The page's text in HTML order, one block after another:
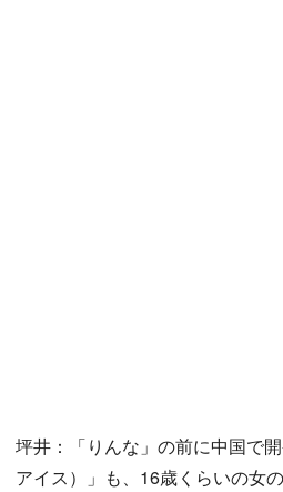
坪井：「りんな」の前に中国で
アイス）」も、16歳くらいの女